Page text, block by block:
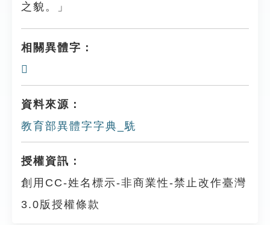
之貌。」
相關異體字：
𩣂
資料來源：
教育部異體字字典_駪
授權資訊：
創用CC-姓名標示-非商業性-禁止改作臺灣
3.0版授權條款